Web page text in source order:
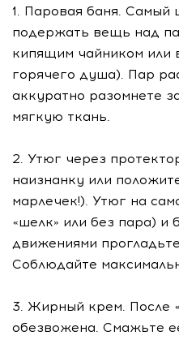
1. Паровая баня.
подержать вещь над
кипящим чайником или
горячего душа). Пар
аккуратно разомнете
мягкую ткань.
2. Утюг через
наизнанку или
марлечек!). Утюг на
«шелк» или без пара) и
движениями
Соблюдайте
3. Жирный крем. После
обезвожена. Смажьте